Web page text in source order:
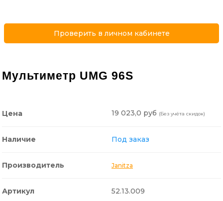
Проверить в личном кабинете
Мультиметр UMG 96S
Цена 19 023,0 руб (Без учёта скидок)
Наличие Под заказ
Производитель Janitza
Артикул 52.13.009